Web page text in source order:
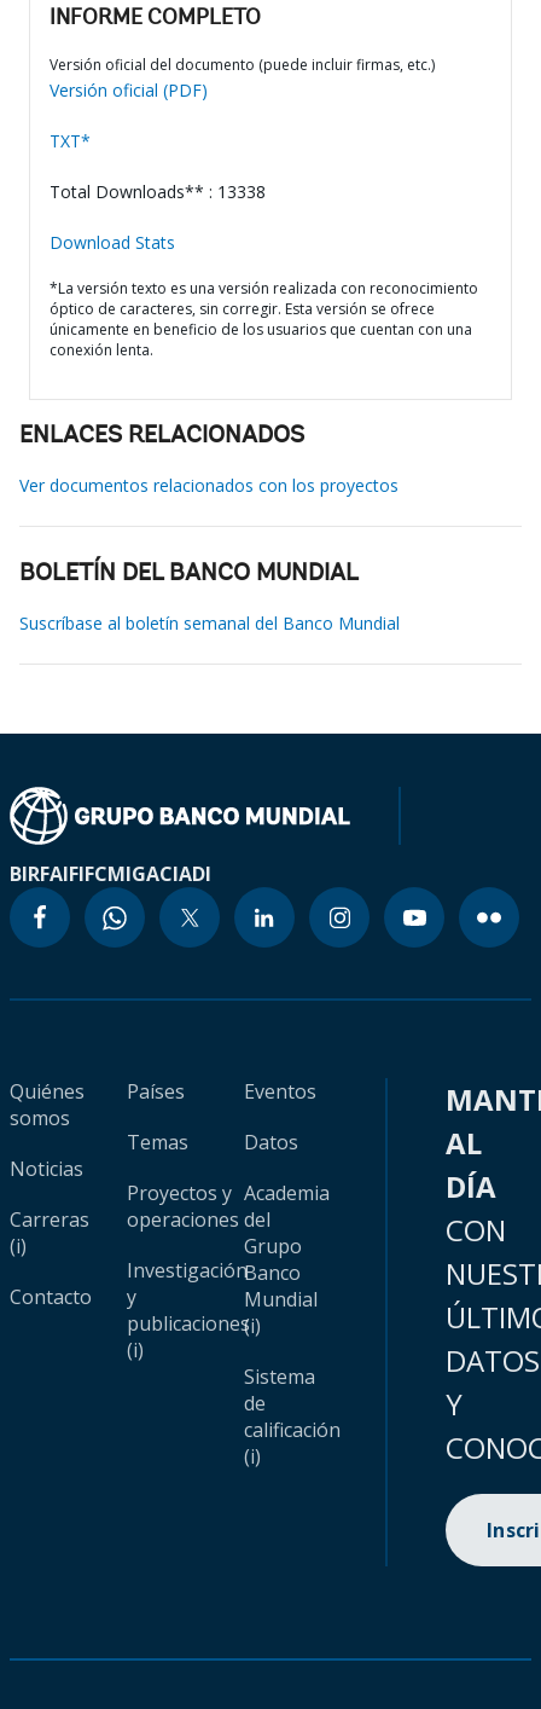
INFORME COMPLETO
Versión oficial del documento (puede incluir firmas, etc.)
Versión oficial (PDF)
TXT*
Total Downloads** : 13338
Download Stats
*La versión texto es una versión realizada con reconocimiento
óptico de caracteres, sin corregir. Esta versión se ofrece
únicamente en beneficio de los usuarios que cuentan con una
conexión lenta.
ENLACES RELACIONADOS
Ver documentos relacionados con los proyectos
BOLETÍN DEL BANCO MUNDIAL
Suscríbase al boletín semanal del Banco Mundial
BIRFAIFIFCMIGACIADI
Quiénes
somos
Noticias
Carreras
(i)
Contacto
Países
Temas
Proyectos y
operaciones
Investigación
y
publicaciones
(i)
Eventos
Datos
Academia
del
Grupo
Banco
Mundial
(i)
Sistema
de
calificación
(i)
AL
DÍA
CON
DATOS
Y